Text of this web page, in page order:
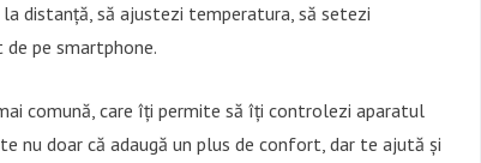
distanță, să ajustezi temperatura, să setezi
pe smartphone.
comună, care îți permite să îți controlezi aparatul
nu doar că adaugă un plus de confort, dar te ajută și